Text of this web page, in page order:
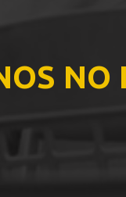
NO